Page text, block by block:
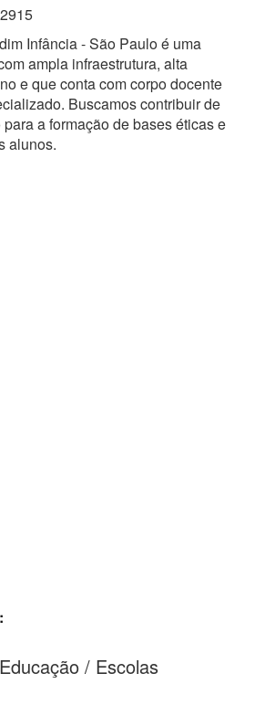
Infância - São Paulo é uma
ampla infraestrutura, alta
e que conta com corpo docente
Buscamos contribuir de
a formação de bases éticas e
alunos.
/ Escolas